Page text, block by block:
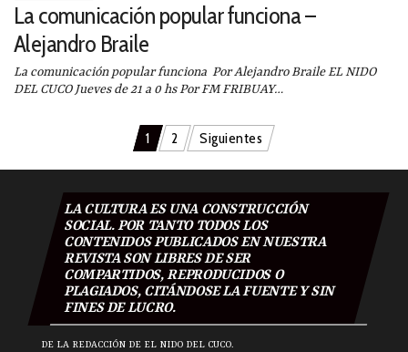
La comunicación popular funciona –
Alejandro Braile
La comunicación popular funciona Por Alejandro Braile EL NIDO
DEL CUCO Jueves de 21 a 0 hs Por FM FRIBUAY…
Navegación
de
entradas
1 2 Siguientes
LA CULTURA ES UNA CONSTRUCCIÓN
SOCIAL. POR TANTO TODOS LOS
CONTENIDOS PUBLICADOS EN NUESTRA
REVISTA SON LIBRES DE SER
COMPARTIDOS, REPRODUCIDOS O
PLAGIADOS, CITÁNDOSE LA FUENTE Y SIN
FINES DE LUCRO.
DE LA REDACCIÓN DE EL NIDO DEL CUCO.